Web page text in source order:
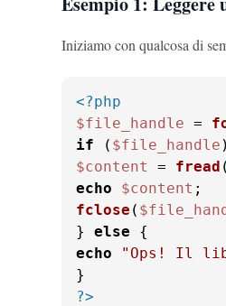
Iniziamo con qualcosa di
<?php
$file_handle =
if ( $file_handle
$content
= fread (
echo
$content
fclose (
} else
echo
"Ops! Il
?>